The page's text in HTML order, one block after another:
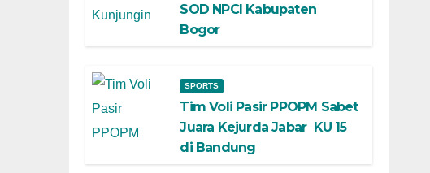
SOD NPCI Kabupaten
Bogor
SPORTS
Tim Voli Pasir PPOPM Sabet
Juara Kejurda Jabar KU 15
di Bandung